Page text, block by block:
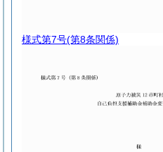
様式第7号(第8条関係)